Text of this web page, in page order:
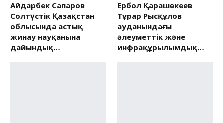
Айдарбек Сапаров
Солтүстік Қазақстан
облысында астық
жинау науқанына
дайындық…
Ербол Қарашөкеев
Тұрар Рысқұлов
ауданындағы
әлеуметтік және
инфрақұрылымдық…